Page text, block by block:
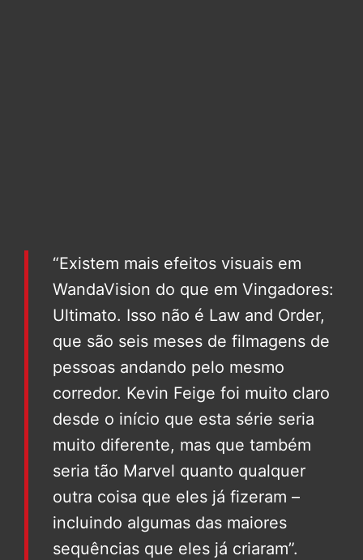
“Existem mais efeitos visuais em
WandaVision do que em Vingadores:
Ultimato. Isso não é Law and Order,
que são seis meses de filmagens de
pessoas andando pelo mesmo
corredor. Kevin Feige foi muito claro
desde o início que esta série seria
muito diferente, mas que também
seria tão Marvel quanto qualquer
outra coisa que eles já fizeram –
incluindo algumas das maiores
sequências que eles já criaram”.